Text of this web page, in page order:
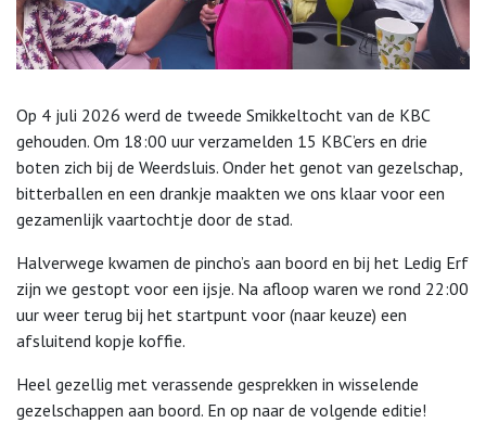
Op 4 juli 2026 werd de tweede Smikkeltocht van de KBC
gehouden. Om 18:00 uur verzamelden 15 KBC’ers en drie
boten zich bij de Weerdsluis. Onder het genot van gezelschap,
bitterballen en een drankje maakten we ons klaar voor een
gezamenlijk vaartochtje door de stad.
Halverwege kwamen de pincho’s aan boord en bij het Ledig Erf
zijn we gestopt voor een ijsje. Na afloop waren we rond 22:00
uur weer terug bij het startpunt voor (naar keuze) een
afsluitend kopje koffie.
Heel gezellig met verassende gesprekken in wisselende
gezelschappen aan boord. En op naar de volgende editie!